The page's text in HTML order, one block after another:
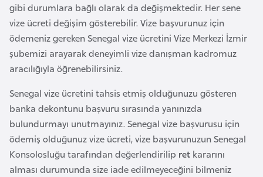
gibi durumlara bağlı olarak da değişmektedir. Her sene
vize ücreti değişim gösterebilir. Vize başvurunuz için
ödemeniz gereken Senegal vize ücretini Vize Merkezi İzmir
şubemizi arayarak deneyimli vize danışman kadromuz
aracılığıyla öğrenebilirsiniz.
Senegal vize ücretini tahsis etmiş olduğunuzu gösteren
banka dekontunu başvuru sırasında yanınızda
bulundurmayı unutmayınız. Senegal vize başvurusu için
ödemiş olduğunuz vize ücreti, vize başvurunuzun Senegal
Konsolosluğu tarafından değerlendirilip ret kararını
alması durumunda size iade edilmeyeceğini bilmeniz
C
i
b
u
i
Ç
i
n